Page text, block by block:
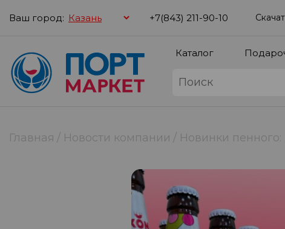
Ваш город: +7(843) 211-90-10
Каталог
Главная Новости компании Новинки